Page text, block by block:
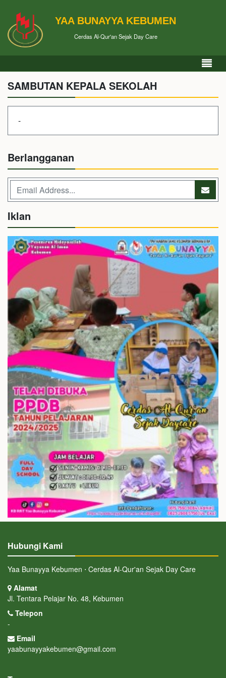
YAA BUNAYYA KEBUMEN
Cerdas Al-Qur'an Sejak Day Care
SAMBUTAN KEPALA SEKOLAH
-
Berlangganan
Iklan
Hubungi Kami
Yaa Bunayya Kebumen ⋅ Cerdas Al-Qur'an Sejak Day Care
Alamat
Jl. Tentara Pelajar No. 48, Kebumen
Telepon
-
Email
yaabunayyakebumen@gmail.com